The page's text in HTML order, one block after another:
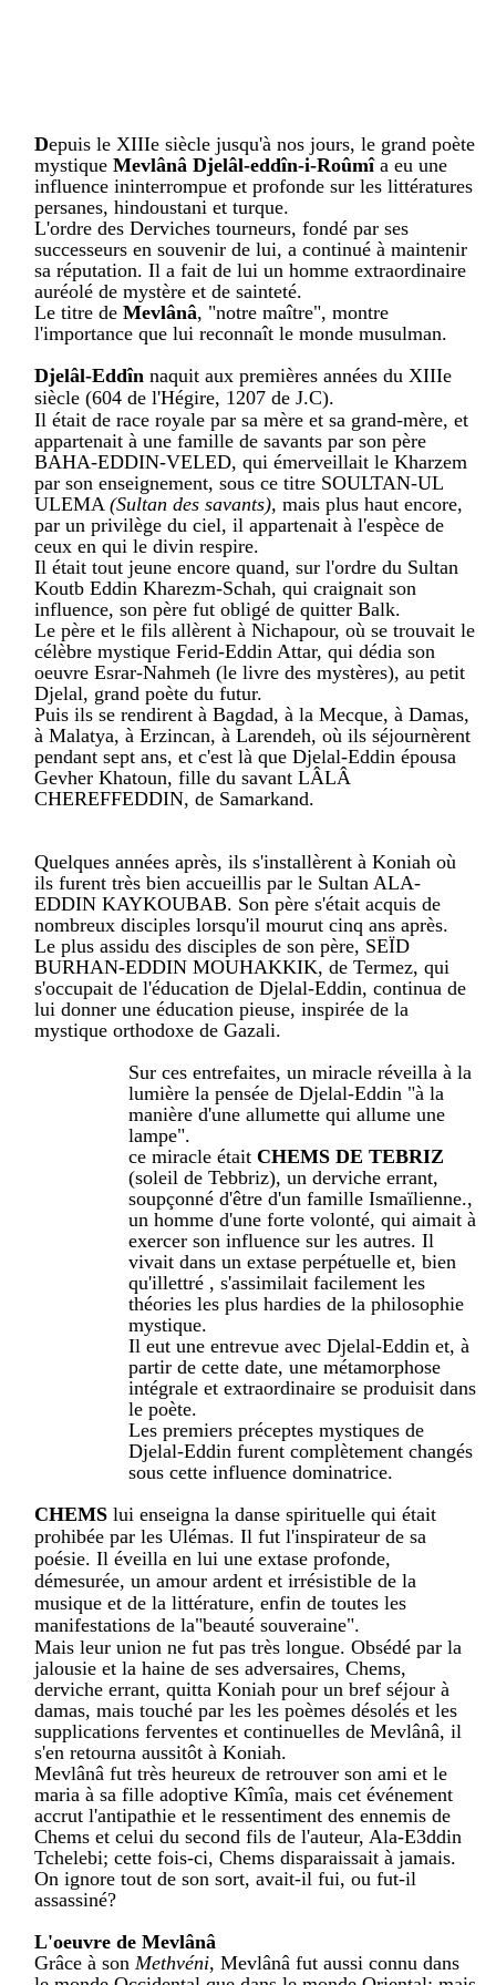
Depuis le XIIIe siècle jusqu'à nos jours, le grand poète
mystique Mevlânâ Djelâl-eddîn-i-Roûmî a eu une
influence ininterrompue et profonde sur les littératures
persanes, hindoustani et turque.
L'ordre des Derviches tourneurs, fondé par ses
successeurs en souvenir de lui, a continué à maintenir
sa réputation. Il a fait de lui un homme extraordinaire
auréolé de mystère et de sainteté.
Le titre de Mevlânâ, "notre maître", montre
l'importance que lui reconnaît le monde musulman.
Djelâl-Eddîn naquit aux premières années du XIIIe
siècle (604 de l'Hégire, 1207 de J.C).
Il était de race royale par sa mère et sa grand-mère, et
appartenait à une famille de savants par son père
BAHA-EDDIN-VELED, qui émerveillait le Kharzem
par son enseignement, sous ce titre SOULTAN-UL
ULEMA (Sultan des savants), mais plus haut encore,
par un privilège du ciel, il appartenait à l'espèce de
ceux en qui le divin respire.
Il était tout jeune encore quand, sur l'ordre du Sultan
Koutb Eddin Kharezm-Schah, qui craignait son
influence, son père fut obligé de quitter Balk.
Le père et le fils allèrent à Nichapour, où se trouvait le
célèbre mystique Ferid-Eddin Attar, qui dédia son
oeuvre Esrar-Nahmeh (le livre des mystères), au petit
Djelal, grand poète du futur.
Puis ils se rendirent à Bagdad, à la Mecque, à Damas,
à Malatya, à Erzincan, à Larendeh, où ils séjournèrent
pendant sept ans, et c'est là que Djelal-Eddin épousa
Gevher Khatoun, fille du savant LÂLÂ
CHEREFFEDDIN, de Samarkand.
Quelques années après, ils s'installèrent à Koniah où
ils furent très bien accueillis par le Sultan ALA-
EDDIN KAYKOUBAB. Son père s'était acquis de
nombreux disciples lorsqu'il mourut cinq ans après.
Le plus assidu des disciples de son père, SEÏD
BURHAN-EDDIN MOUHAKKIK, de Termez, qui
s'occupait de l'éducation de Djelal-Eddin, continua de
lui donner une éducation pieuse, inspirée de la
mystique orthodoxe de Gazali.
Sur ces entrefaites, un miracle réveilla à la
lumière la pensée de Djelal-Eddin "à la
manière d'une allumette qui allume une
lampe".
ce miracle était CHEMS DE TEBRIZ
(soleil de Tebbriz), un derviche errant,
soupçonné d'être d'un famille Ismaïlienne.,
un homme d'une forte volonté, qui aimait à
exercer son influence sur les autres. Il
vivait dans un extase perpétuelle et, bien
qu'illettré , s'assimilait facilement les
théories les plus hardies de la philosophie
mystique.
Il eut une entrevue avec Djelal-Eddin et, à
partir de cette date, une métamorphose
intégrale et extraordinaire se produisit dans
le poète.
Les premiers préceptes mystiques de
Djelal-Eddin furent complètement changés
sous cette influence dominatrice.
CHEMS lui enseigna la danse spirituelle qui était
prohibée par les Ulémas. Il fut l'inspirateur de sa
poésie. Il éveilla en lui une extase profonde,
démesurée, un amour ardent et irrésistible de la
musique et de la littérature, enfin de toutes les
manifestations de la"beauté souveraine".
Mais leur union ne fut pas très longue. Obsédé par la
jalousie et la haine de ses adversaires, Chems,
derviche errant, quitta Koniah pour un bref séjour à
damas, mais touché par les les poèmes désolés et les
supplications ferventes et continuelles de Mevlânâ, il
s'en retourna aussitôt à Koniah.
Mevlânâ fut très heureux de retrouver son ami et le
maria à sa fille adoptive Kîmîa, mais cet événement
accrut l'antipathie et le ressentiment des ennemis de
Chems et celui du second fils de l'auteur, Ala-E3ddin
Tchelebi; cette fois-ci, Chems disparaissait à jamais.
On ignore tout de son sort, avait-il fui, ou fut-il
assassiné?
L'oeuvre de Mevlânâ
Grâce à son Methvéni, Mevlânâ fut aussi connu dans